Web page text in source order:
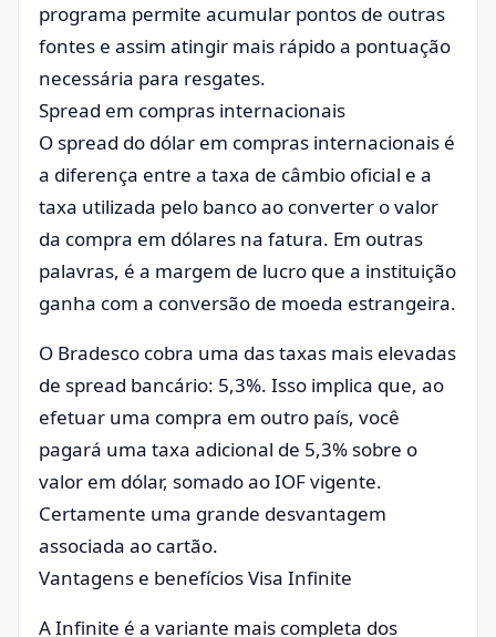
programa permite acumular pontos de outras
fontes e assim atingir mais rápido a pontuação
necessária para resgates.
Spread em compras internacionais
O spread do dólar em compras internacionais é
a diferença entre a taxa de câmbio oficial e a
taxa utilizada pelo banco ao converter o valor
da compra em dólares na fatura. Em outras
palavras, é a margem de lucro que a instituição
ganha com a conversão de moeda estrangeira.
O Bradesco cobra uma das taxas mais elevadas
de spread bancário: 5,3%. Isso implica que, ao
efetuar uma compra em outro país, você
pagará uma taxa adicional de 5,3% sobre o
valor em dólar, somado ao IOF vigente.
Certamente uma grande desvantagem
associada ao cartão.
Vantagens e benefícios Visa Infinite
A Infinite é a variante mais completa dos